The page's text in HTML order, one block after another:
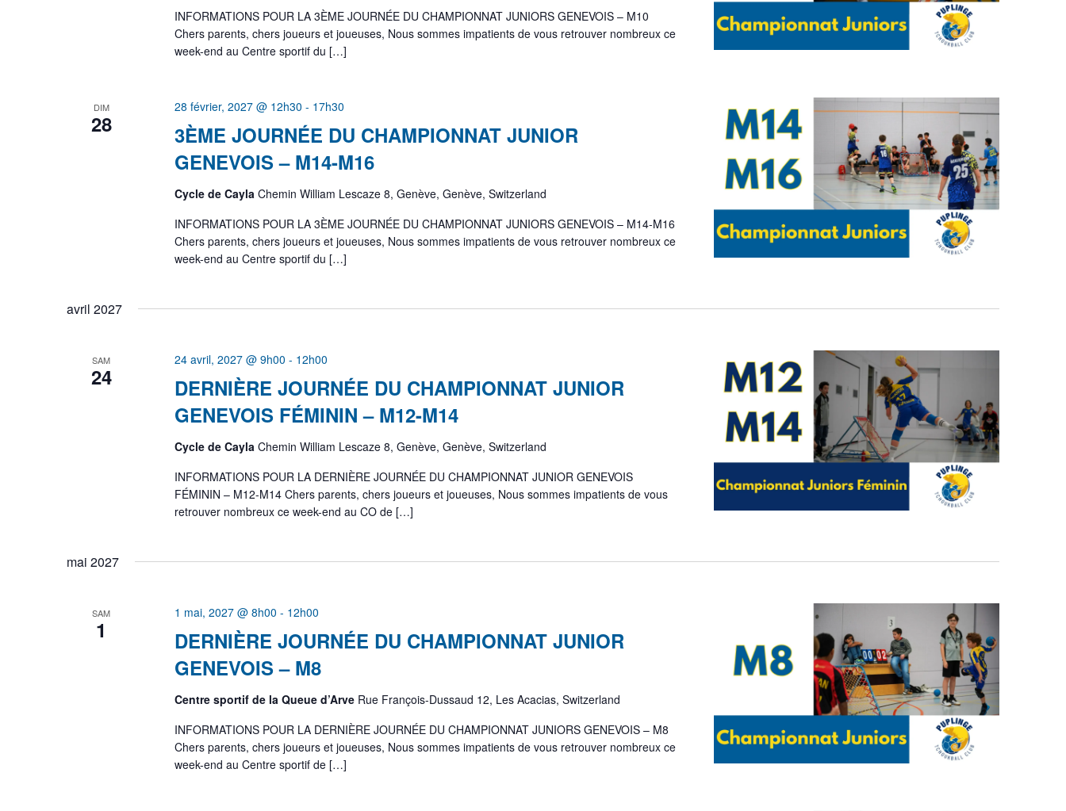
INFORMATIONS POUR LA 3ÈME JOURNÉE DU CHAMPIONNAT JUNIORS GENEVOIS – M10
Chers parents, chers joueurs et joueuses, Nous sommes impatients de vous retrouver nombreux ce
week-end au Centre sportif du […]
DIM
28
3ÈME JOURNÉE DU CHAMPIONNAT JUNIOR
GENEVOIS – M14-M16
28 février, 2027 @ 12h30 - 17h30
Cycle de Cayla Chemin William Lescaze 8, Genève, Genève, Switzerland
INFORMATIONS POUR LA 3ÈME JOURNÉE DU CHAMPIONNAT JUNIORS GENEVOIS – M14-M16
Chers parents, chers joueurs et joueuses, Nous sommes impatients de vous retrouver nombreux ce
week-end au Centre sportif du […]
avril 2027
SAM
24
DERNIÈRE JOURNÉE DU CHAMPIONNAT JUNIOR
GENEVOIS FÉMININ – M12-M14
24 avril, 2027 @ 9h00 - 12h00
Cycle de Cayla Chemin William Lescaze 8, Genève, Genève, Switzerland
INFORMATIONS POUR LA DERNIÈRE JOURNÉE DU CHAMPIONNAT JUNIOR GENEVOIS
FÉMININ – M12-M14 Chers parents, chers joueurs et joueuses, Nous sommes impatients de vous
retrouver nombreux ce week-end au CO de […]
mai 2027
SAM
1
DERNIÈRE JOURNÉE DU CHAMPIONNAT JUNIOR
GENEVOIS – M8
1 mai, 2027 @ 8h00 - 12h00
Centre sportif de la Queue d’Arve Rue François-Dussaud 12, Les Acacias, Switzerland
INFORMATIONS POUR LA DERNIÈRE JOURNÉE DU CHAMPIONNAT JUNIORS GENEVOIS – M8
Chers parents, chers joueurs et joueuses, Nous sommes impatients de vous retrouver nombreux ce
week-end au Centre sportif de […]